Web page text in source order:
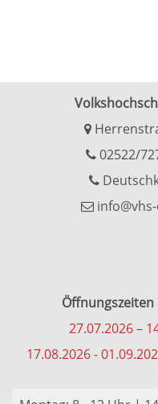
02522/
27.07.2026 –
17.08.2026 -